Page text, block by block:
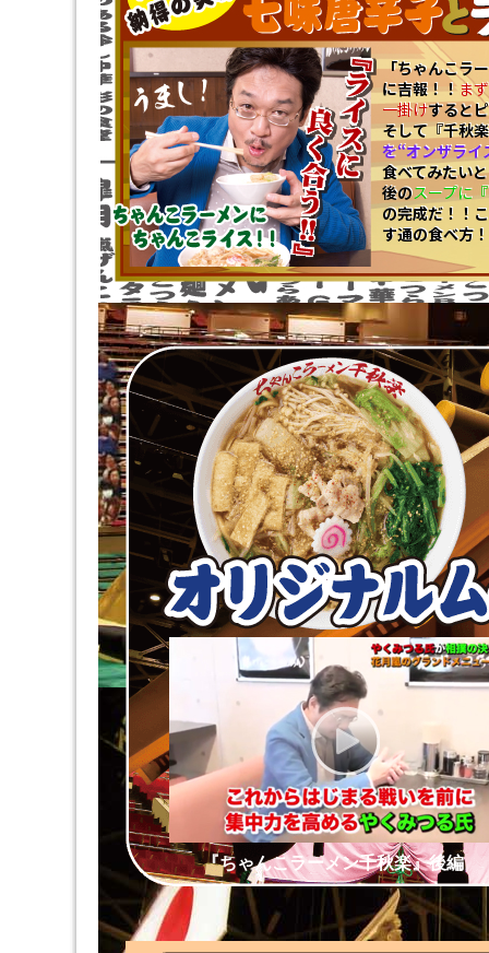
「ちゃんこラ
に吉報！！ ま
一掛けすると
そして『千秋
を“オンザライ
食べてみたい
後のスープに
の完成だ！！
す通の食べ方
『ちゃんこラーメン千秋楽』後編